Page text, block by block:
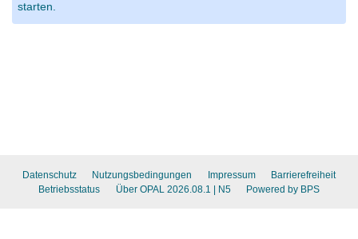
starten.
Datenschutz Nutzungsbedingungen Impressum
Barrierefreiheit
Betriebsstatus
Über OPAL 2026.08.1 | N5 Powered by BPS